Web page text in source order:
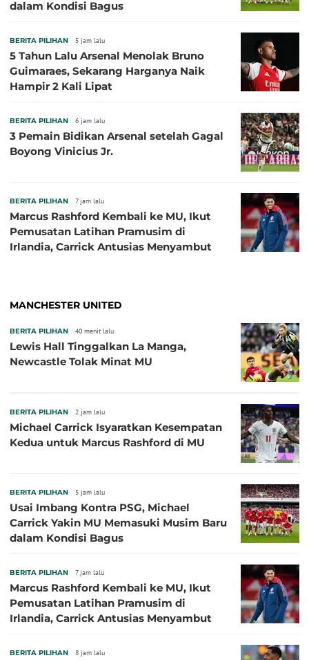
dalam Kondisi Bagus
BERITA PILIHAN 5 jam lalu
5 Tahun Lalu Arsenal Menolak Bruno
Guimaraes, Sekarang Harganya Naik
Hampir 2 Kali Lipat
BERITA PILIHAN 6 jam lalu
3 Pemain Bidikan Arsenal setelah Gagal
Boyong Vinicius Jr.
BERITA PILIHAN 7 jam lalu
Marcus Rashford Kembali ke MU, Ikut
Pemusatan Latihan Pramusim di
Irlandia, Carrick Antusias Menyambut
MANCHESTER UNITED
BERITA PILIHAN 40 menit lalu
Lewis Hall Tinggalkan La Manga,
Newcastle Tolak Minat MU
BERITA PILIHAN 2 jam lalu
Michael Carrick Isyaratkan Kesempatan
Kedua untuk Marcus Rashford di MU
BERITA PILIHAN 5 jam lalu
Usai Imbang Kontra PSG, Michael
Carrick Yakin MU Memasuki Musim Baru
dalam Kondisi Bagus
BERITA PILIHAN 7 jam lalu
Marcus Rashford Kembali ke MU, Ikut
Pemusatan Latihan Pramusim di
Irlandia, Carrick Antusias Menyambut
BERITA PILIHAN 8 jam lalu